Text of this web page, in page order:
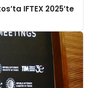
IFTEX 2025’te